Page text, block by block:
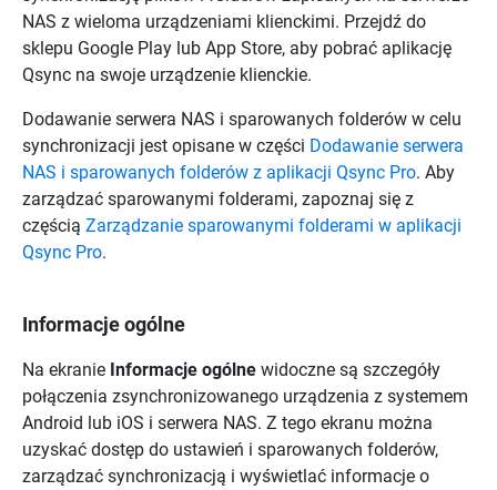
NAS z wieloma urządzeniami klienckimi. Przejdź do
sklepu Google Play lub App Store, aby pobrać aplikację
Qsync na swoje urządzenie klienckie.
Dodawanie serwera NAS i sparowanych folderów w celu
synchronizacji jest opisane w części Dodawanie serwera
NAS i sparowanych folderów z aplikacji Qsync Pro. Aby
zarządzać sparowanymi folderami, zapoznaj się z
częścią Zarządzanie sparowanymi folderami w aplikacji
Qsync Pro.
Informacje ogólne
Na ekranie Informacje ogólne widoczne są szczegóły
połączenia zsynchronizowanego urządzenia z systemem
Android lub iOS i serwera NAS. Z tego ekranu można
uzyskać dostęp do ustawień i sparowanych folderów,
zarządzać synchronizacją i wyświetlać informacje o